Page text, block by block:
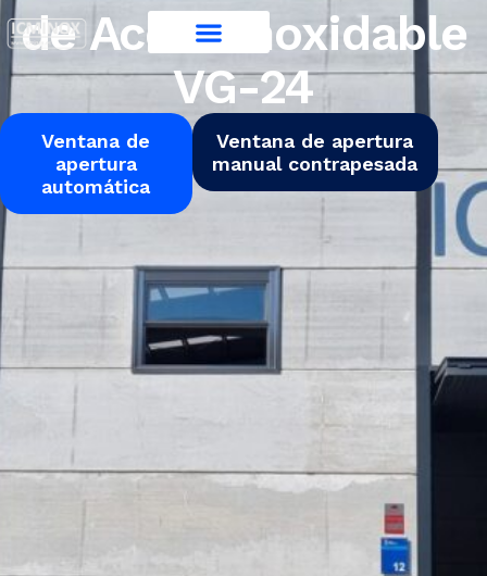
de Acero Inoxidable
VG-24
Ventana de
apertura
automática
Ventana de apertura
manual contrapesada